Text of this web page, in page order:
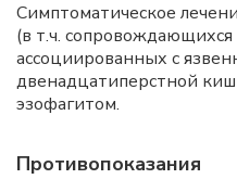
Симптоматическое
(в т.ч.
ассоциированных с
двенадцатиперстной
эзофагитом.
Противопоказания